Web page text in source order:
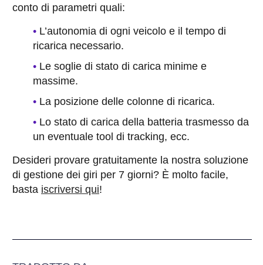
conto di parametri quali:
L’autonomia di ogni veicolo e il tempo di
ricarica necessario.
Le soglie di stato di carica minime e
massime.
La posizione delle colonne di ricarica.
Lo stato di carica della batteria trasmesso da
un eventuale tool di tracking, ecc.
Desideri provare gratuitamente la nostra soluzione
di gestione dei giri per 7 giorni? È molto facile,
basta iscriversi qui!